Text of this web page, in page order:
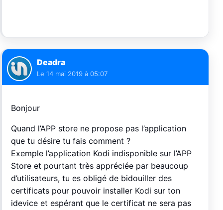
Deadra
Le 14 mai 2019 à 05:07
Bonjour
Quand l’APP store ne propose pas l’application
que tu désire tu fais comment ?
Exemple l’application Kodi indisponible sur l’APP
Store et pourtant très appréciée par beaucoup
d’utilisateurs, tu es obligé de bidouiller des
certificats pour pouvoir installer Kodi sur ton
idevice et espérant que le certificat ne sera pas